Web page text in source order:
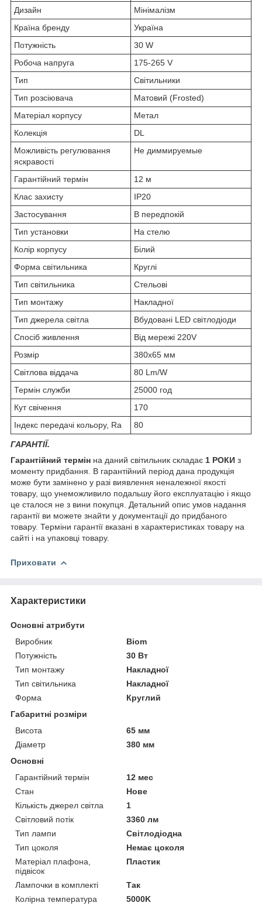
Дизайн
Мінімалізм
Країна бренду
Україна
Потужність
30 W
Робоча напруга
175-265 V
Тип
Світильники
Тип розсіювача
Матовий (Frosted)
Матеріал корпусу
Метал
Колекція
DL
Можливість регулювання
яскравості
Не диммируемые
Гарантійний термін
12 м
Клас захисту
IP20
Застосування
В передпокій
Тип установки
На стелю
Колір корпусу
Білий
Форма світильника
Круглі
Тип світильника
Стельові
Тип монтажу
Накладної
Тип джерела світла
Вбудовані LED світлодіоди
Спосіб живлення
Від мережі 220V
Розмір
380х65 мм
Світлова віддача
80 Lm/W
Термін служби
25000 год
Кут свічення
170
Індекс передачі кольору, Ra
80
ГАРАНТІЇ.
Гарантійний термін на даний світильник складає 1 РОКИ з
моменту придбання. В гарантійний період дана продукція
може бути замінено у разі виявлення неналежної якості
товару, що унеможливило подальшу його експлуатацію і якщо
це сталося не з вини покупця. Детальний опис умов надання
гарантії ви можете знайти у документації до придбаного
товару. Терміни гарантії вказані в характеристиках товару на
сайті і на упаковці товару.
Приховати
Характеристики
Основні атрибути
Виробник
Biom
Потужність
30 Вт
Тип монтажу
Накладної
Тип світильника
Накладної
Форма
Круглий
Габаритні розміри
Висота
65 мм
Діаметр
380 мм
Основні
Гарантійний термін
12 мес
Стан
Нове
Кількість джерел світла
1
Світловий потік
3360 лм
Тип лампи
Світлодіодна
Тип цоколя
Немає цоколя
Матеріал плафона,
підвісок
Пластик
Лампочки в комплекті
Так
Колірна температура
5000K